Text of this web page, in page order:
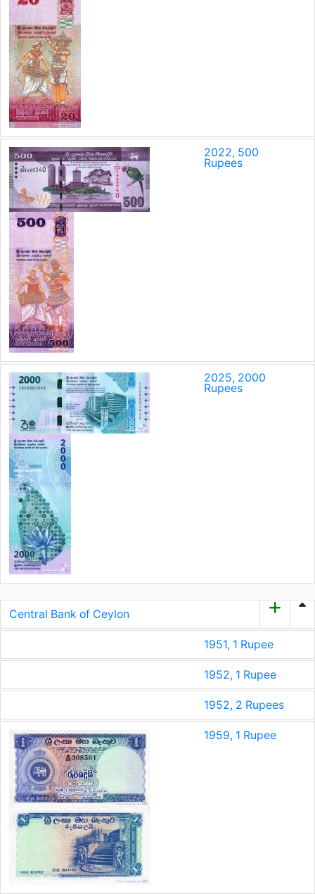
2022, 500
Rupees
2025, 2000
Rupees
Central Bank of Ceylon
1951, 1 Rupee
1952, 1 Rupee
1952, 2 Rupees
1959, 1 Rupee